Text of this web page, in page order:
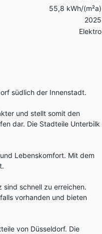
55,8 kWh/(m²a)
2025
Elektro
südlich der Innenstadt.
und stellt somit den
dar. Die Stadteile Unterbilk
Lebenskomfort. Mit dem
sind schnell zu erreichen.
vorhanden und bieten
von Düsseldorf. Die
Wohnerlebnis ...
24 in 40221 Düsseldorf